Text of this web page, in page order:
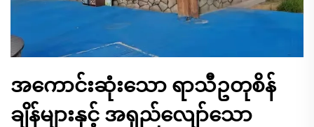
အကောင်းဆုံးသော ရာသီဥတုစိန်
ချိန်များနှင့် အရှည်လျော်သော